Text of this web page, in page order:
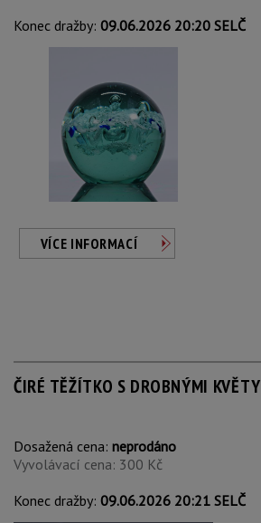
Konec dražby: 09.06.2026 20:20 SELČ
VÍCE INFORMACÍ
ČIRÉ TĚŽÍTKO S DROBNÝMI KVĚTY
Dosažená cena: neprodáno
Vyvolávací cena: 300 Kč
Konec dražby: 09.06.2026 20:21 SELČ